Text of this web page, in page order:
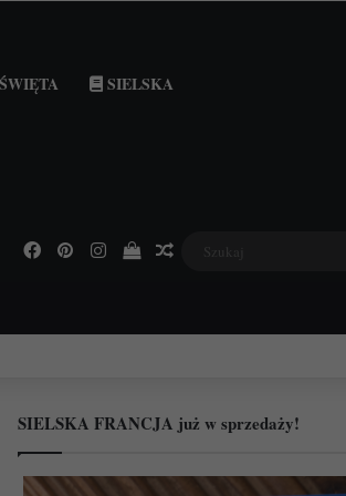
SIELSKA
Facebook
PinterestInstagramPodejrzyj swój koszyk
Losowy wpis
SIELSKA FRANCJA już w sprzedaży!